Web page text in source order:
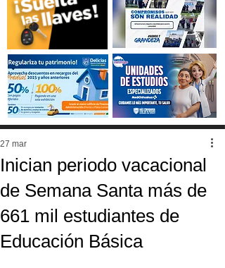
Inician periodo vacacional
de Semana Santa más de
661 mil estudiantes de
Educación Básica
27 mar